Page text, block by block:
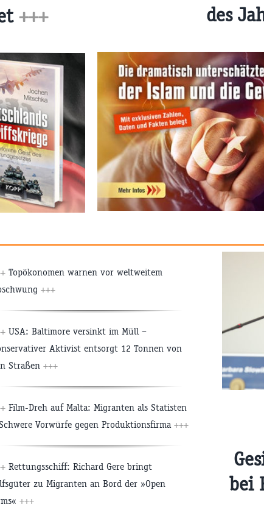
+++
des
Topökonomen warnen vor weltweitem
+++
USA: Baltimore versinkt im Müll –
Aktivist entsorgt 12 Tonnen von
Straßen +++
Film-Dreh auf Malta: Migranten als Statisten
Vorwürfe gegen Produktionsfirma +++
Rettungsschiff: Richard Gere bringt
zu Migranten an Bord der »Open
+++
bei